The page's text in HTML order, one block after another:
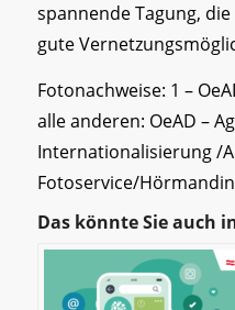
spannende Tagung,
gute
Fotonachweise: 1 –
alle anderen: OeAD –
Internationalisierung /
Fotoservice/
Das könnte Sie auch